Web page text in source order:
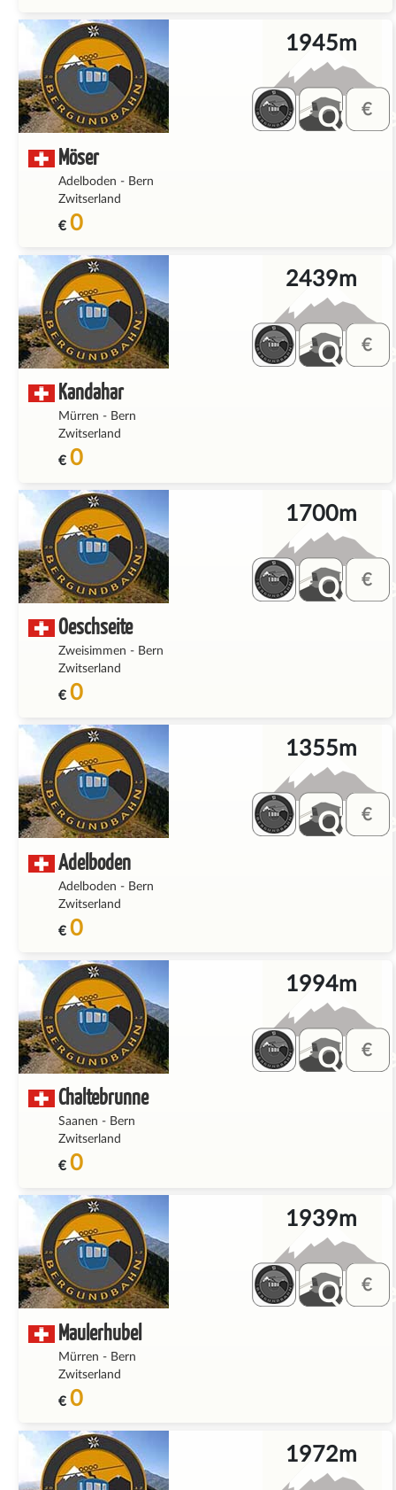
Möser
Adelboden - Bern
Zwitserland
€ 0
1945m
Kandahar
Mürren - Bern
Zwitserland
€ 0
2439m
Oeschseite
Zweisimmen - Bern
Zwitserland
€ 0
1700m
Adelboden
Adelboden - Bern
Zwitserland
€ 0
1355m
Chaltebrunne
Saanen - Bern
Zwitserland
€ 0
1994m
Maulerhubel
Mürren - Bern
Zwitserland
€ 0
1939m
1972m